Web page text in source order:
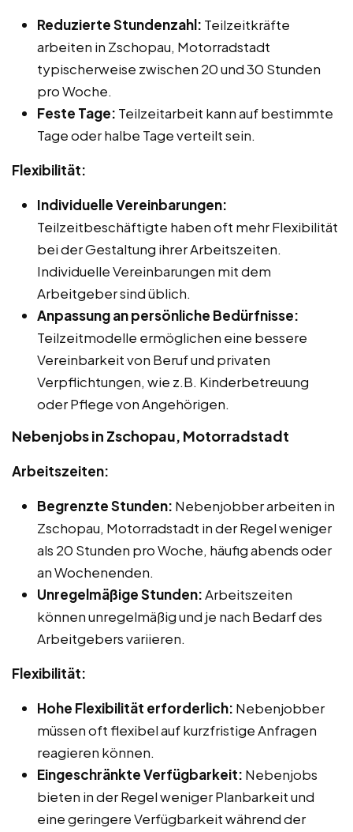
Reduzierte Stundenzahl: Teilzeitkräfte
arbeiten in Zschopau, Motorradstadt
typischerweise zwischen 20 und 30 Stunden
pro Woche.
Feste Tage: Teilzeitarbeit kann auf bestimmte
Tage oder halbe Tage verteilt sein.
Flexibilität:
Individuelle Vereinbarungen:
Teilzeitbeschäftigte haben oft mehr Flexibilität
bei der Gestaltung ihrer Arbeitszeiten.
Individuelle Vereinbarungen mit dem
Arbeitgeber sind üblich.
Anpassung an persönliche Bedürfnisse:
Teilzeitmodelle ermöglichen eine bessere
Vereinbarkeit von Beruf und privaten
Verpflichtungen, wie z.B. Kinderbetreuung
oder Pflege von Angehörigen.
Nebenjobs in Zschopau, Motorradstadt
Arbeitszeiten:
Begrenzte Stunden: Nebenjobber arbeiten in
Zschopau, Motorradstadt in der Regel weniger
als 20 Stunden pro Woche, häufig abends oder
an Wochenenden.
Unregelmäßige Stunden:Arbeitszeiten
können unregelmäßig und je nach Bedarf des
Arbeitgebers variieren.
Flexibilität:
Hohe Flexibilität erforderlich: Nebenjobber
müssen oft flexibel auf kurzfristige Anfragen
reagieren können.
Eingeschränkte Verfügbarkeit: Nebenjobs
bieten in der Regel weniger Planbarkeit und
eine geringere Verfügbarkeit während der